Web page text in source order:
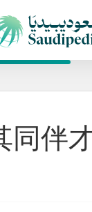
同伴